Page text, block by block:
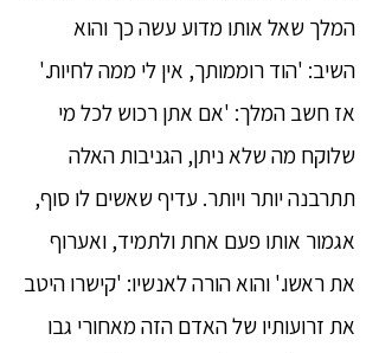
המלך שאל אותו מדוע עשה כך והוא
השיב: 'הוד רוממותך, אין לי ממה לחיות.'
אז חשב המלך: 'אם אתן רכוש לכל מי
שלוקח מה שלא ניתן, הגניבות האלה
תתרבנה יותר ויותר. עדיף שאשים לו סוף,
אגמור אותו פעם אחת ולתמיד, ואערוף
את ראשו.' והוא הורה לאנשיו: 'קישרו היטב
את זרועותיו של האדם הזה מאחורי גבו